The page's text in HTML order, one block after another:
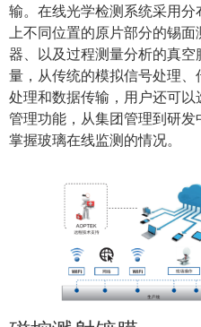
输。在线光学检测系统采用
上不同位置的原片部分的锡
器、以及过程测量分析的真
量，从传统的模拟信号处理
处理和数据传输，用户还可
管理功能，从集团管理到研
掌握玻璃在线监测的情况。